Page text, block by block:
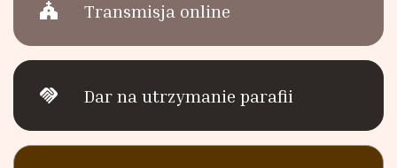
Towarzystwo Przyjaciół WSD w Tarnowie
Wspólnota Krwi Chrystusa
church Transmisja online
handshake Dar na utrzymanie parafii